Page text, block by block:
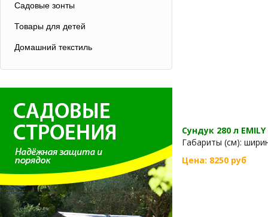
Садовые зонты
Товары для детей
Домашний текстиль
Сундук 280 л
Габариты (см):
Цена: 8250 руб